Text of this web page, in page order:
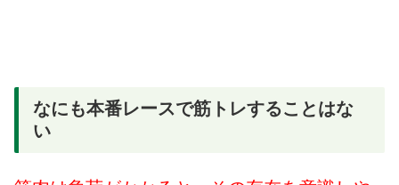
なにも本番レースで筋トレすることはな
い